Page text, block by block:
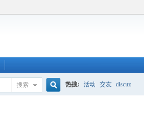
搜索 热搜: 活动 交友 discuz